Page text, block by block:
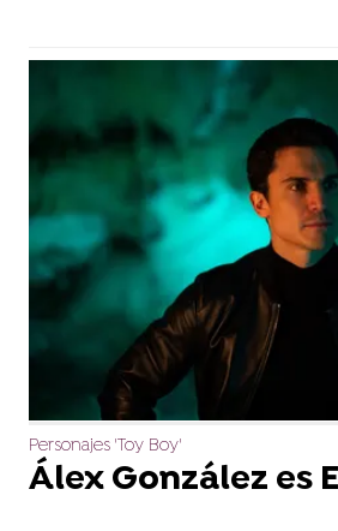
Personajes 'Toy Boy'
Álex González es